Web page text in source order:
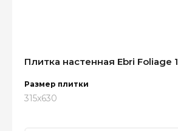
Плитка настенная Ebri Foliage 1
Размер плитки
315x630